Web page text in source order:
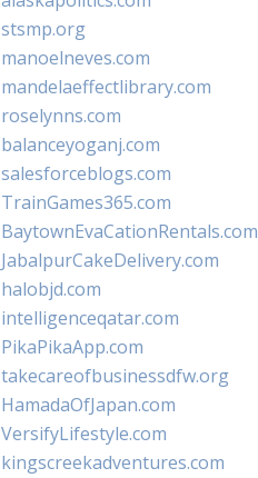
stsmp.org
manoelneves.com
mandelaeffectlibrary.com
roselynns.com
balanceyoganj.com
salesforceblogs.com
TrainGames365.com
BaytownEvaCationRentals.com
JabalpurCakeDelivery.com
halobjd.com
intelligenceqatar.com
PikaPikaApp.com
takecareofbusinessdfw.org
HamadaOfJapan.com
VersifyLifestyle.com
kingscreekadventures.com